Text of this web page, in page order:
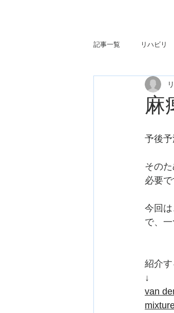
記事一覧 リハビリ
制度関連
麻
予後予
その
必要で
今回
で、
紹介
↓
van